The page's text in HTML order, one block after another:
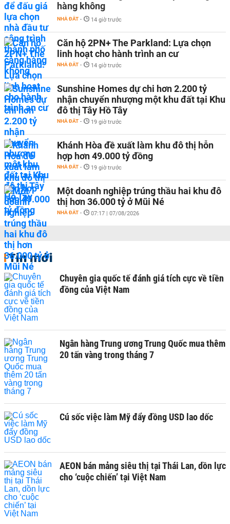
hàng không
NHÀ ĐẤT - 14 giờ trước
Căn hộ 2PN+ The Parkland: Lựa chọn
linh hoạt cho hành trình an cư
NHÀ ĐẤT - 14 giờ trước
Sunshine Homes dự chi hơn 2.200 tỷ
nhận chuyển nhượng một khu đất tại Khu
đô thị Tây Hồ Tây
NHÀ ĐẤT - 19 giờ trước
Khánh Hòa đề xuất làm khu đô thị hỗn
hợp hơn 49.000 tỷ đồng
NHÀ ĐẤT - 19 giờ trước
Một doanh nghiệp trúng thầu hai khu đô
thị hơn 36.000 tỷ ở Mũi Né
NHÀ ĐẤT - 07:17 | 07/08/2026
Tin mới
Chuyên gia quốc tế đánh giá tích cực về tiền
đồng của Việt Nam
Ngân hàng Trung ương Trung Quốc mua thêm
20 tấn vàng trong tháng 7
Cú sốc việc làm Mỹ đẩy đồng USD lao dốc
AEON bán mảng siêu thị tại Thái Lan, dồn lực
cho ‘cuộc chiến’ tại Việt Nam